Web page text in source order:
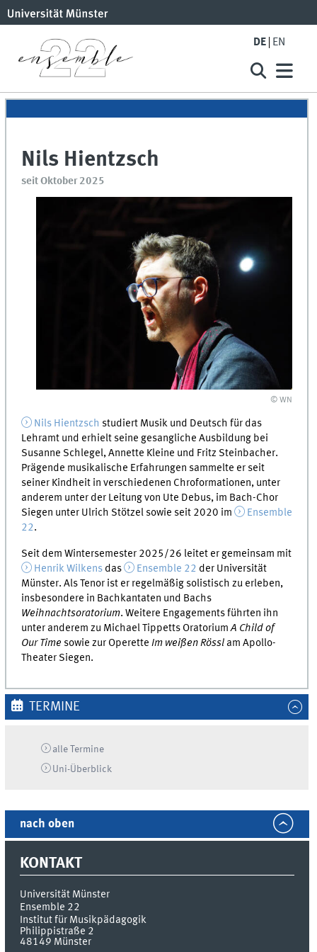
DE EN
Nils Hientzsch
seit Oktober 2025
© WN
Nils Hientzsch studiert Musik und Deutsch für das
Lehramt und erhielt seine gesangliche Ausbildung bei
Susanne Schlegel, Annette Kleine und Fritz Steinbacher.
Prägende musikalische Erfahrungen sammelte er seit
seiner Kindheit in verschiedenen Chroformationen, unter
anderem unter der Leitung von Ute Debus, im Bach-Chor
Siegen unter Ulrich Stötzel sowie seit 2020 im
Ensemble
22.
Seit dem Wintersemester 2025/26 leitet er gemeinsam mit
Henrik Wilkens das Ensemble 22 der Universität
Münster. Als Tenor ist er regelmäßig solistisch zu erleben,
insbesondere in Bachkantaten und Bachs
Weihnachtsoratorium. Weitere Engagements führten ihn
unter anderem zu Michael Tippetts OratoriumA Child of
Our Time sowie zur OperetteIm weißen Rössl am Apollo-
Theater Siegen.
TERMINE
alle Termine
Uni-Überblick
nach oben
KONTAKT
Universität Münster
Ensemble 22
Institut für Musikpädagogik
Philippistraße 2
48149 Münster